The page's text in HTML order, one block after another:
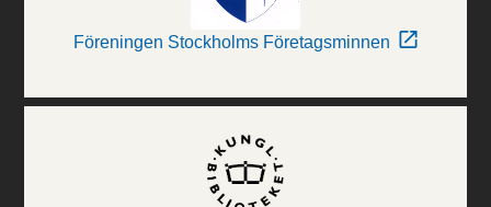
Föreningen Stockholms Företagsminnen